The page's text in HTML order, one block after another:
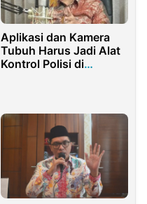
Aplikasi dan Kamera
Tubuh Harus Jadi Alat
Kontrol Polisi di